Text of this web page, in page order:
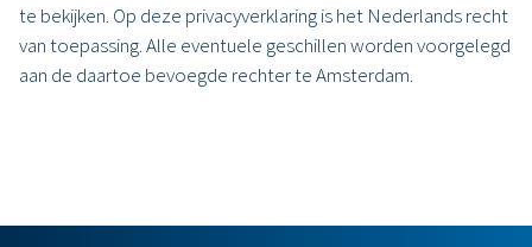
te bekijken. Op deze privacyverklaring is het Nederlands recht
van toepassing. Alle eventuele geschillen worden voorgelegd
aan de daartoe bevoegde rechter te Amsterdam.